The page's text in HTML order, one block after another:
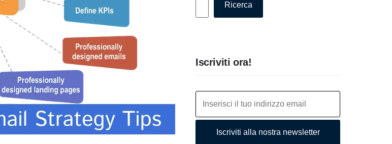
Ricerca
Iscriviti ora!
Iscriviti alla nostra newsletter